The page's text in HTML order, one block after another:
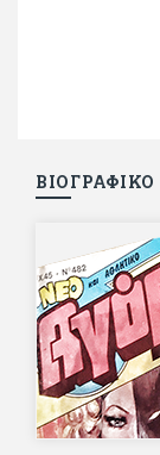
ΒΙΟΓΡΑΦΙΚΟ